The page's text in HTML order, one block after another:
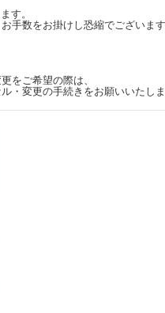
す。
手数をお掛けし恐縮でございま
をご希望の際は、
・変更の手続きをお願いいたし